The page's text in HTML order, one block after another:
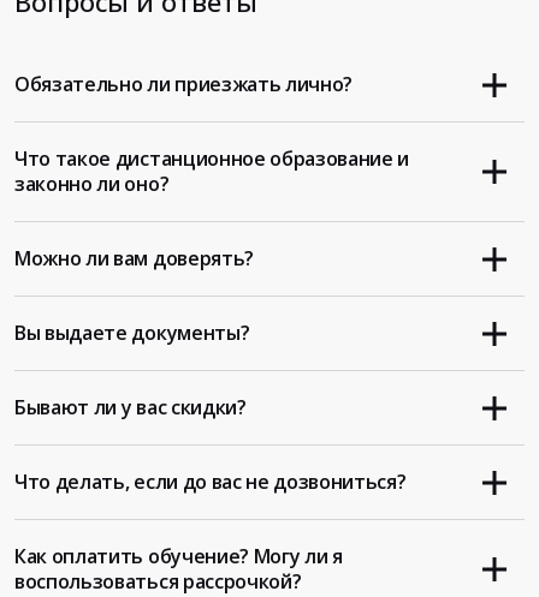
Обязательно ли приезжать лично?
Что такое дистанционное образование и
законно ли оно?
Можно ли вам доверять?
Вы выдаете документы?
Бывают ли у вас скидки?
Что делать, если до вас не дозвониться?
Как оплатить обучение? Могу ли я
воспользоваться рассрочкой?